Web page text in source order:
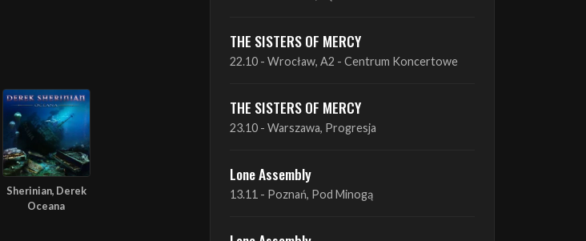
Sherinian, Derek
Oceana
19.10 - Wrocław, Łącznik
22.10 - Wrocław, A2 - Centrum Koncertowe
23.10 - Warszawa, Progresja
13.11 - Poznań, Pod Minogą